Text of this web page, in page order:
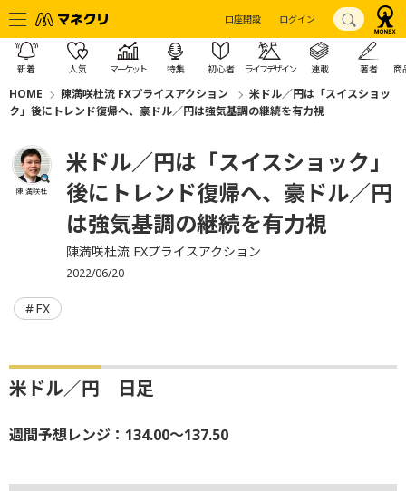
口座開設 ログイン
新着 人気 マーケット 特集 初心者 ライフデザイン 連載 著者 商
HOME 陳満咲杜流 FXプライスアクション
米ドル／円は「スイスショッ
ク」後にトレンド復帰へ、豪ドル／円は強気基調の継続を有力視
陳 満咲杜
米ドル／円は「スイスショック」
後にトレンド復帰へ、豪ドル／円
は強気基調の継続を有力視
陳満咲杜流 FXプライスアクション
2022/06/20
FX
米ドル／円 日足
週間予想レンジ：134.00～137.50